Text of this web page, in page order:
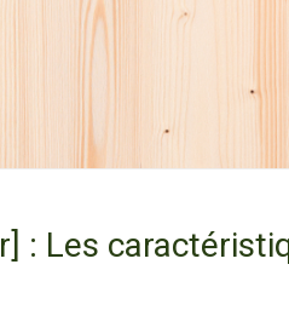
: Les